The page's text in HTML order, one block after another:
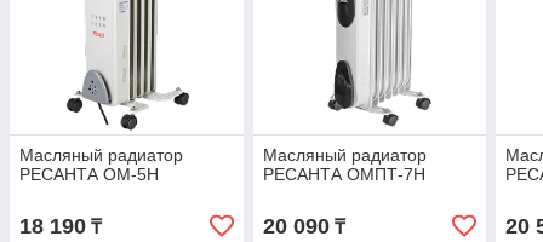
Масляный радиатор
РЕСАНТА ОМ-5Н
18 190 ₸
Масляный радиатор
РЕСАНТА ОМПТ-7Н
20 090₸ 20